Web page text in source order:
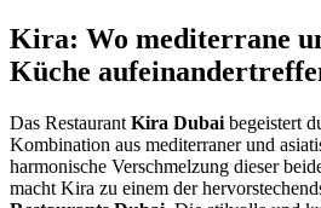
Kira: Wo mediterrane
Küche
Das Restaurant Kira Dubai begeistert
Kombination aus mediterraner und
harmonische Verschmelzung dieser
macht Kira zu einem der